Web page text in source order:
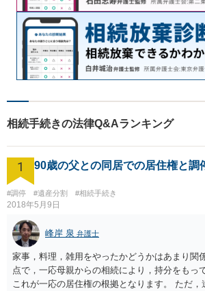
相続手続きの法律Q&Aランキング
1 90歳の父との同居での居住権と調
#調停 #遺産分割 #相続手続き
2018年5月9日
峰岸 泉 弁護士
家事，料理，雑用をやったかどうかはあまり関
点で，一応母親からの相続により，持分をもっ
これが一応の居住権の根拠となります。 ただ